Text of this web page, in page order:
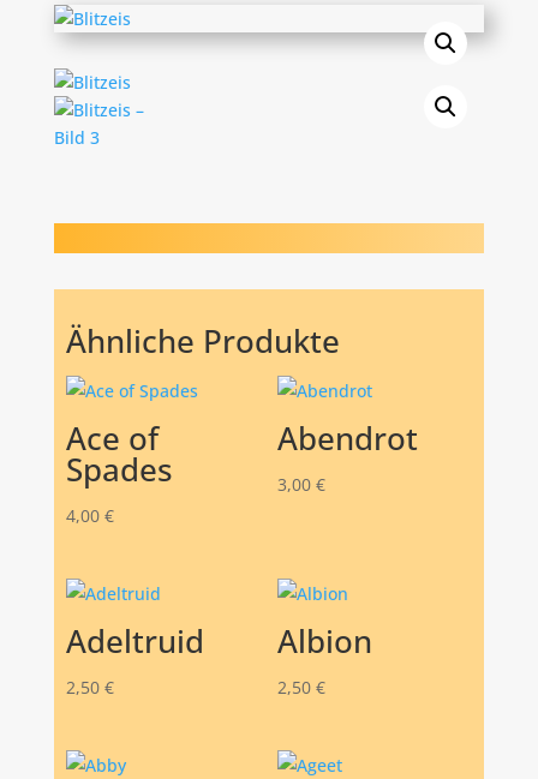
Ähnliche Produkte
Ace of
Spades
4,00 €
Abendrot
3,00 €
Adeltruid
2,50 €
Albion
2,50 €